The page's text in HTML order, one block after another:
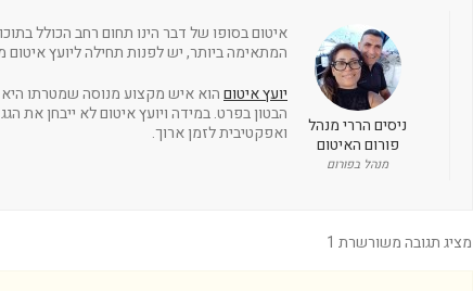
ניסים הררי מנהל
פורום האיטום
מנהל בפורום
איטום בסופו של דבר הינו תחום רחב הכולל
המתאימה ביותר, יש לפנות תחילה ליועץ איטום
יועץ איטוםהוא איש מקצוע מנוסה שמטרתו היא
הבטון בפרט. במידה ויועץ איטום לא ייבחן את
ואפקטיבית לזמן ארוך.
מציג תגובה משורשרת 1